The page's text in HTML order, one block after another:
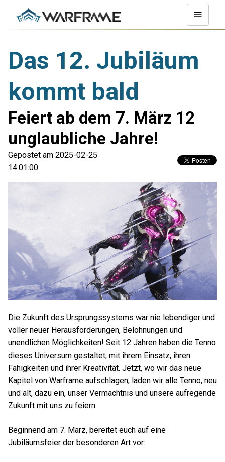
Das 12. Jubiläum
kommt bald
Feiert ab dem 7. März 12
unglaubliche Jahre!
Gepostet am 2025-02-25
14:01:00
Die Zukunft des Ursprungssystems war nie lebendiger und
voller neuer Herausforderungen, Belohnungen und
unendlichen Möglichkeiten! Seit 12 Jahren haben die Tenno
dieses Universum gestaltet, mit ihrem Einsatz, ihren
Fähigkeiten und ihrer Kreativität. Jetzt, wo wir das neue
Kapitel von Warframe aufschlagen, laden wir alle Tenno, neu
und alt, dazu ein, unser Vermächtnis und unsere aufregende
Zukunft mit uns zu feiern.
Beginnend am 7. März, bereitet euch auf eine
Jubiläumsfeier der besonderen Art vor: